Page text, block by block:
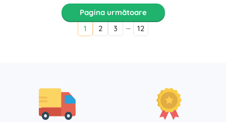
Pagina următoare
1
2 3 … 12